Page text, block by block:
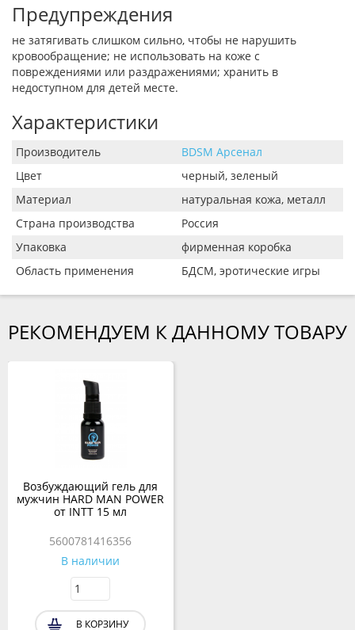
Предупреждения
не затягивать слишком сильно, чтобы не нарушить
кровообращение; не использовать на коже с
повреждениями или раздражениями; хранить в
недоступном для детей месте.
Характеристики
Производитель
BDSM Арсенал
Цвет
черный, зеленый
Материал
натуральная кожа, металл
Страна производства
Россия
Упаковка
фирменная коробка
Область применения
БДСМ, эротические игры
РЕКОМЕНДУЕМ К ДАННОМУ ТОВАРУ
Возбуждающий гель для
мужчин HARD MAN POWER
от INTT 15 мл
5600781416356
В наличии
В КОРЗИНУ